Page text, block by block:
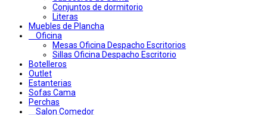
Conjuntos de dormitorio
Literas
Muebles de Plancha
Oficina
Mesas Oficina Despacho Escritorios
Sillas Oficina Despacho Escritorio
Botelleros
Outlet
Estanterias
Sofas Cama
Perchas
Salon Comedor